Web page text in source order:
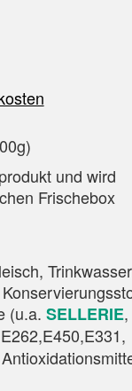
und wird
Frischebox
(u.a. SELLERIE,